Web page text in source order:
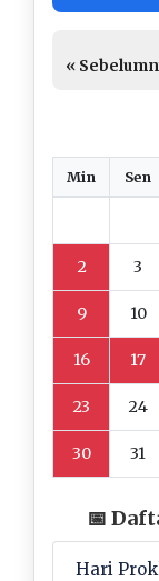
«
Min Sen
2 3
9 10
16 17
23 24
30 31
📅
Hari